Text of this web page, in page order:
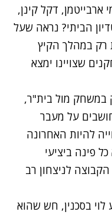
דקל קינן,
הביתי? נראה שעל
רק במהלך הקיץ
שצויינו ימצא
במשחק מול בית"ר,
על מעבר
להיות האחרונה
פינה ביציעי
לניצחון רב
בסכנין, חש שהוא